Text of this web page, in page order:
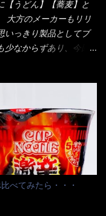
のは嫌うんだな！？こ
と思うけど・・・出て
リーバジル香る、タイ
には、辛味剤・酢・ナ
でも流石にファミレ
はすかいらーくグルー
ているか？を見るだけ
のです。 肉は通常チ
たいなミンチではな
バンコクでは、卵は固
きで、これは日本風
【うどん】【蕎麦】と
大方のメーカーもリリ
いっきり製品としてブ
なからずあり、今回
るの？ 確かに販売価
盛り天ぷらそばは98円
こで何が違うか・・・
比較（相手に含まれ
めん(小麦粉(国内製
塩、とろろ芋、卵白)、
調味料(砂糖、食塩、し
辛料、ねぎ、香味油
べてみたら・・・